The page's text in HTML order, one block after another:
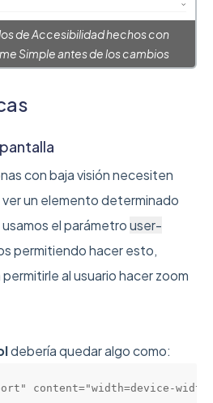
de Accesibilidad hechos con
Simple antes de los cambios
con baja visión necesiten
ver un elemento determinado
el parámetrouser-
permitiendo hacer esto,
al usuario hacer zoom
debería quedar algo como:
content="width=device-